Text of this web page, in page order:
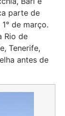
parte de
de março.
Rio de
Tenerife,
antes de